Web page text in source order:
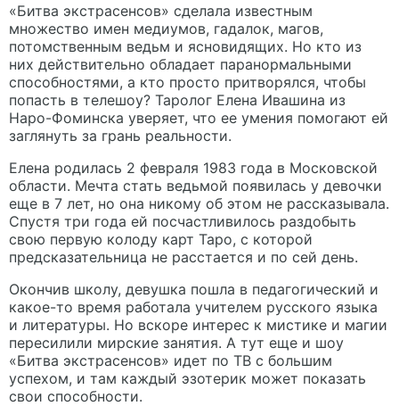
«Битва экстрасенсов» сделала известным
множество имен медиумов, гадалок, магов,
потомственным ведьм и ясновидящих. Но кто из
них действительно обладает паранормальными
способностями, а кто просто притворялся, чтобы
попасть в телешоу? Таролог Елена Ивашина из
Наро-Фоминска уверяет, что ее умения помогают ей
заглянуть за грань реальности.
Елена родилась 2 февраля 1983 года в Московской
области. Мечта стать ведьмой появилась у девочки
еще в 7 лет, но она никому об этом не рассказывала.
Спустя три года ей посчастливилось раздобыть
свою первую колоду карт Таро, с которой
предсказательница не расстается и по сей день.
Окончив школу, девушка пошла в педагогический и
какое-то время работала учителем русского языка
и литературы. Но вскоре интерес к мистике и магии
пересилили мирские занятия. А тут еще и шоу
«Битва экстрасенсов» идет по ТВ с большим
успехом, и там каждый эзотерик может показать
свои способности.